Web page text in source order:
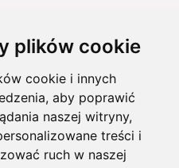
plików cookie
cookie i innych
aby poprawić
naszej witryny,
treści i
ruch w naszej
DO LISTY ZAUFANYCH